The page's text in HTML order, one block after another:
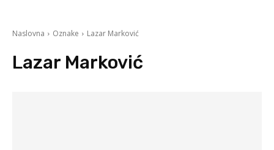
Naslovna Oznake Lazar Marković
Lazar Marković